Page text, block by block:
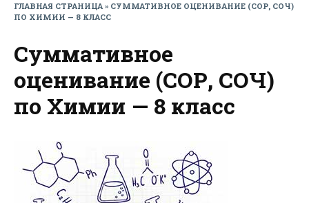
ГЛАВНАЯ СТРАНИЦА» СУММАТИВНОЕ ОЦЕНИВАНИЕ (СОР, СОЧ)
ПО ХИМИИ — 8 КЛАСС
Суммативное
оценивание (СОР, СОЧ)
по Химии — 8 класс